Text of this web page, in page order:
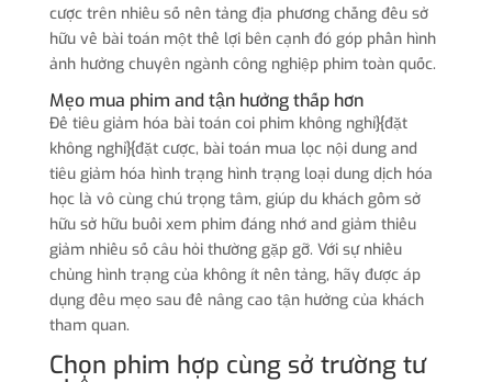
cược trên nhiều số nền tảng địa phương chẳng đều sở
hữu về bài toán một thể lợi bên cạnh đó góp phần hình
ảnh hưởng chuyên ngành công nghiệp phim toàn quốc.
Mẹo mua phim and tận hưởng thấp hơn
Để tiêu giảm hóa bài toán coi phim không nghỉ}{đặt
không nghỉ}{đặt cược, bài toán mua lọc nội dung and
tiêu giảm hóa hình trạng hình trạng loại dung dịch hóa
học là vô cùng chú trọng tâm, giúp du khách gồm sở
hữu sở hữu buổi xem phim đáng nhớ and giảm thiểu
giảm nhiều số câu hỏi thường gặp gỡ. Với sự nhiều
chủng hình trạng của không ít nền tảng, hãy được áp
dụng đều mẹo sau để nâng cao tận hưởng của khách
tham quan.
Chọn phim hợp cùng sở trường tư